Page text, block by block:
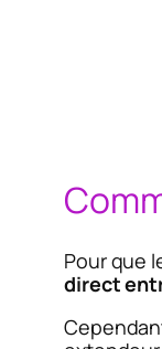
Pour que
direct